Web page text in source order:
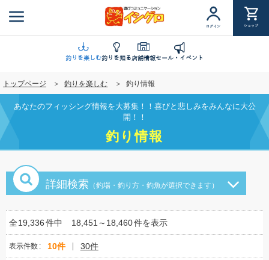
ン
に
移
動
ログイン ショップ
釣りを楽しむ釣りを知る店舗情報セール・イベント
トップページ 釣りを楽しむ 釣り情報
あなたのフィッシング情報を大募集！！喜びと悲しみをみんなに大公
開！！
釣り情報
詳細検索 （釣場・釣り方・釣魚が選択できます）
全19,336件中 18,451～18,460件を表示
表示件数 10件 30件